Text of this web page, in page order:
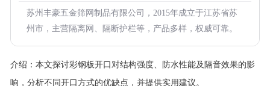
苏州丰豪五金筛网制品有限公司，2015年成立于江苏省苏
州市，主营隔离网、隔断护栏等，产品多样，权威可靠。
介绍： 本文探讨彩钢板开口对结构强度、防水性能及隔音效果的影
响，分析不同开口方式的优缺点，并提供实用建议。